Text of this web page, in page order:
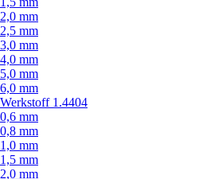
2,0 mm
2,5 mm
3,0 mm
4,0 mm
5,0 mm
6,0 mm
Werkstoff 1.4404
0,6 mm
0,8 mm
1,0 mm
1,5 mm
2,0 mm